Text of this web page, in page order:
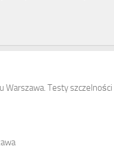
Warszawa. Testy szczelności